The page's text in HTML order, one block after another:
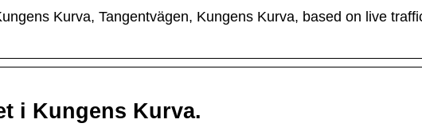
Kurva, Tangentvägen, Kungens Kurva, based on live
i Kungens Kurva.